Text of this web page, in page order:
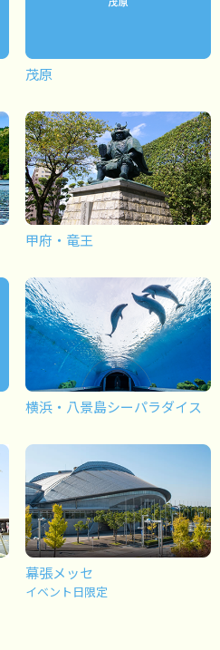
茂原
甲府・竜王
横浜・八景島シーパラダイス
幕張メッセ
イベント日限定